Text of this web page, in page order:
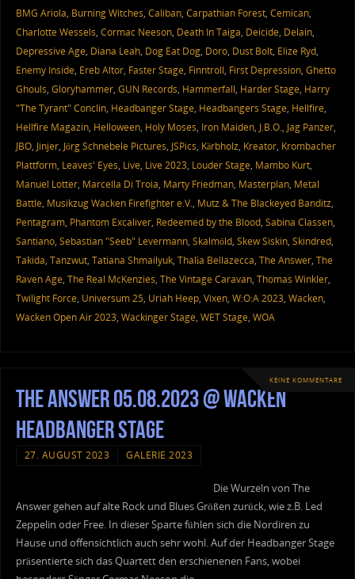
BMG Ariola, Burning Witches, Caliban, Carpathian Forest, Cemican,
Charlotte Wessels, Cormac Neeson, Death In Taiga, Deicide, Delain,
Depressive Age, Diana Leah, Dog Eat Dog, Doro, Dust Bolt, Elize Ryd,
Enemy Inside, Ereb Altor, Faster Stage, Finntroll, First Depression, Ghetto
Ghouls, Gloryhammer, GUN Records, Hammerfall, Harder Stage, Harry
"The Tyrant" Conclin, Headbanger Stage, Headbangers Stage, Hellfire,
Hellfire Magazin, Helloween, Holy Moses, Iron Maiden, J.B.O., Jag Panzer,
JBO, Jinjer, Jörg Schnebele Pictures, JSPics, Kärbholz, Kreator, Krombacher
Plattform, Leaves' Eyes, Live, Live 2023, Louder Stage, Mambo Kurt,
Manuel Lotter, Marcella Di Troia, Marty Friedman, Masterplan, Metal
Battle, Musikzug Wacken Firefighter e.V., Mutz & The Blackeyed Banditz,
Pentagram, Phantom Excaliver, Redeemed by the Blood, Sabina Classen,
Santiano, Sebastian "Seeb" Levermann, Skalmöld, Skew Siskin, Skindred,
Takida, Tanzwut, Tatiana Shmailyuk, Thalìa Bellazecca, The Answer, The
Raven Age, The Real McKenzies, The Vintage Caravan, Thomas Winkler,
Twilight Force, Universum 25, Uriah Heep, Vixen, W:O:A 2023, Wacken,
Wacken Open Air 2023, Wackinger Stage, WET Stage, WOA
KEINE KOMMENTARE
The Answer 05.08.2023 @ Wacken
Headbanger Stage
27. AUGUST 2023 GALERIE 2023
Die Wurzeln von The
Answer gehen auf alte Rock und Blues Größen zurück, wie z.B. Led
Zeppelin oder Free. In dieser Sparte fühlen sich die Nordiren zu
Hause und offensichtlich auch sehr wohl. Auf der Headbanger Stage
präsentierte sich das Quartett den erschienenen Fans, wobei